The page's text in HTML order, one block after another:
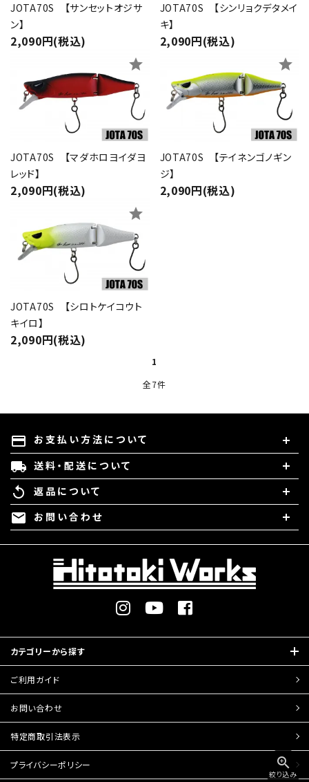
JOTA70S 【サンセットオジサ
ン】
2,090円(税込)
JOTA70S 【シンリョクデタメイ
キ】
2,090円(税込)
JOTA70S 【マダホロヨイダヨ
レッド】
2,090円(税込)
star
JOTA70S 【テイネンゴノギン
ジ】
2,090円(税込)
star
JOTA70S 【シロトケイコウト
キイロ】
2,090円(税込)
star
1
全7件
zoom_in
絞り込み
キーワード
カテゴリー
検索する
close
payment お支払い方法について
local_shipping 送料・配送について
replay 返品について
mail お問い合わせ
カテゴリーから探す
ご利用ガイド
お問い合わせ
特定商取引法表示
プライバシーポリシー